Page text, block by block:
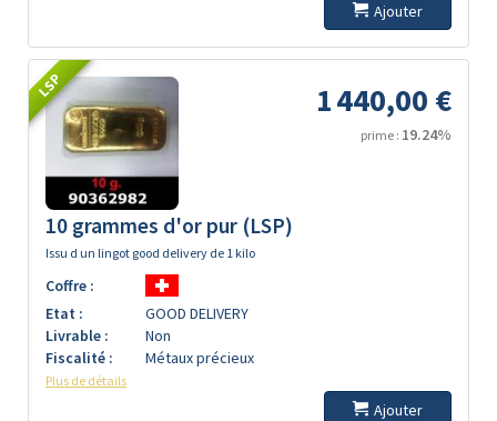
Ajouter
LSP 1 440,00 €
prime : 19.24%
10 grammes d'or pur (LSP)
Issu d un lingot good delivery de 1 kilo
Coffre :
Etat :
GOOD DELIVERY
Livrable :
Non
Fiscalité :
Métaux précieux
Plus de détails
Ajouter